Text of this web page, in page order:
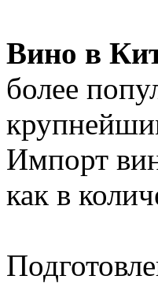
Вино в
более
Импорт
как в